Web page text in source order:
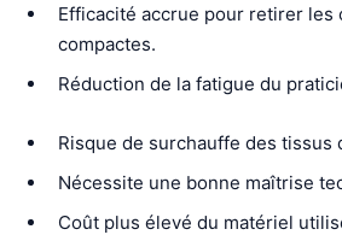
Efficacité accrue pour retirer les
compactes.
Réduction de la fatigue du
Risque de surchauffe des tissus
Nécessite une bonne maîtrise
Coût plus élevé du matériel